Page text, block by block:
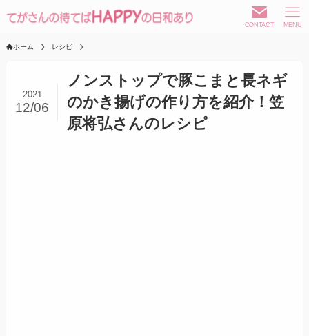
CONTACT MENU
ホーム レシピ
ノンストップで豚こまと長ネギ
のかき揚げの作り方を紹介！笠
原将弘さんのレシピ
2021
12/06